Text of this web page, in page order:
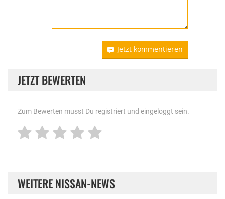
Jetzt kommentieren
JETZT BEWERTEN
Zum Bewerten musst Du registriert und eingeloggt sein.
WEITERE NISSAN-NEWS